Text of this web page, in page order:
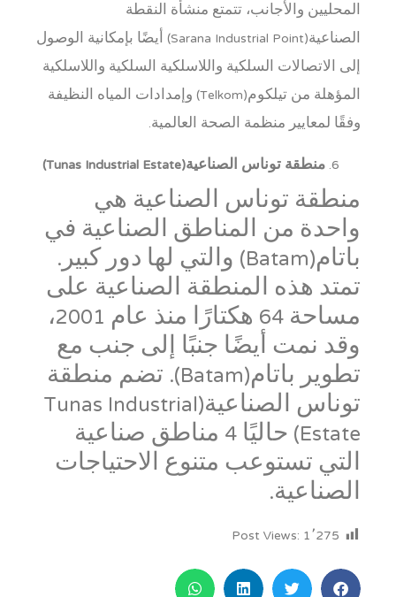
المحليين والأجانب، تتمتع منشأة النقطة
الصناعية(Sarana Industrial Point) أيضًا بإمكانية الوصول
إلى الاتصالات السلكية واللاسلكية السلكية واللاسلكية
المؤهلة من تيلكوم(Telkom) وإمدادات المياه النظيفة
وفقًا لمعايير منظمة الصحة العالمية.
منطقة توناس الصناعية(Tunas Industrial Estate)
منطقة توناس الصناعية هي
واحدة من المناطق الصناعية في
باتام(Batam) والتي لها دور كبير.
تمتد هذه المنطقة الصناعية على
مساحة 64 هكتارًا منذ عام 2001،
وقد نمت أيضًا جنبًا إلى جنب مع
تطوير باتام(Batam). تضم منطقة
توناس الصناعية(Tunas Industrial
Estate) حاليًا 4 مناطق صناعية
التي تستوعب متنوع الاحتياجات
الصناعية.
Post Views:1٬275